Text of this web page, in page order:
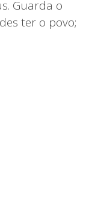
Guarda o
ter o povo;